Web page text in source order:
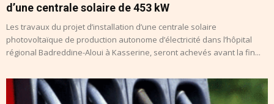
d’une centrale solaire de 453 kW
Les travaux du projet d’installation d’une centrale solaire
photovoltaïque de production autonome d’électricité dans l’hôpital
régional Badreddine-Aloui à Kasserine, seront achevés avant la fin...